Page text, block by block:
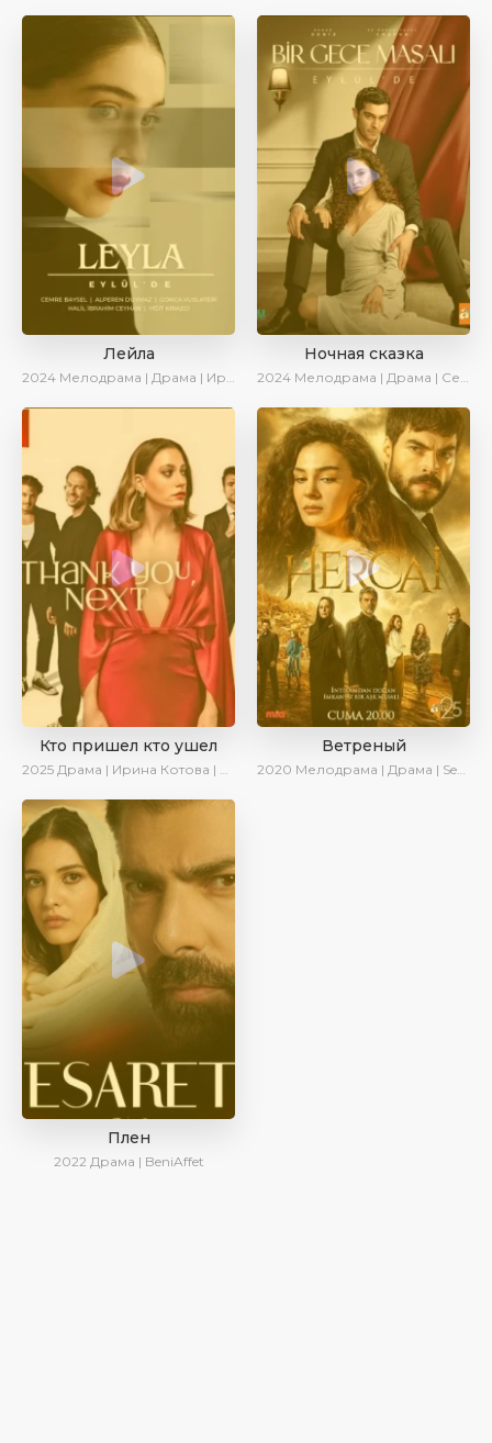
Лейла
2024 Мелодрама | Драма | Ирина Котова | AveTurk | AlisaDirilis | Сериалы 2024
Ночная сказка
2024 Мелодрама | Драма | Сериалы 2024
Кто пришел кто ушел
2025 Драма | Ирина Котова | Новинки | Сериалы 2025
Ветреный
2020 Мелодрама | Драма | SesDizi | Ирина Котова | AveTurk
Плен
2022 Драма | BeniAffet